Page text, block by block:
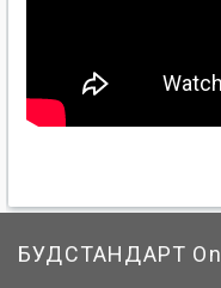
БУДСТАНДАРТ